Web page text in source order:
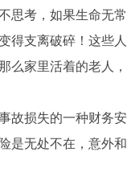
思考，如果生命无
得支离破碎！这些
么家里活着的老人
故损失的一种财务
是无处不在，意外